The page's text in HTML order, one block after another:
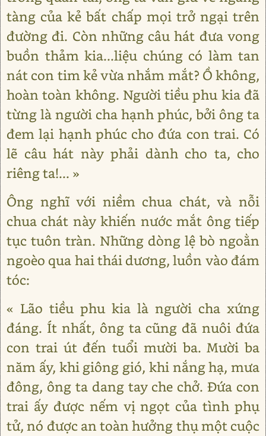
tàng của kẻ bất chấp mọi trở ngại trên
đường đi. Còn những câu hát đưa vong
buồn thảm kia...liệu chúng có làm tan
nát con tim kẻ vừa nhắm mắt? Ồ không,
hoàn toàn không. Người tiều phu kia đã
từng là người cha hạnh phúc, bởi ông ta
đem lại hạnh phúc cho đứa con trai. Có
lẽ câu hát này phải dành cho ta, cho
riêng ta!... »
Ông nghĩ với niềm chua chát, và nỗi
chua chát này khiến nước mắt ông tiếp
tục tuôn tràn. Những dòng lệ bò ngoằn
ngoèo qua hai thái dương, luồn vào đám
tóc:
« Lão tiều phu kia là người cha xứng
đáng. Ít nhất, ông ta cũng đã nuôi đứa
con trai út đến tuổi mười ba. Mười ba
năm ấy, khi giông gió, khi nắng hạ, mưa
đông, ông ta dang tay che chở. Đứa con
trai ấy được nếm vị ngọt của tình phụ
tử, nó được an toàn hưởng thụ một cuộc